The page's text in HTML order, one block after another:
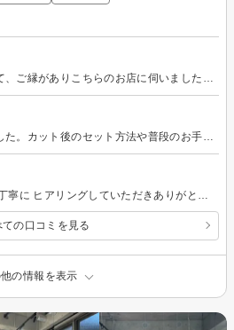
ての口コミを見る
の情報を表示